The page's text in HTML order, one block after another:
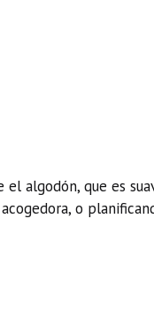
algodón, que es
o